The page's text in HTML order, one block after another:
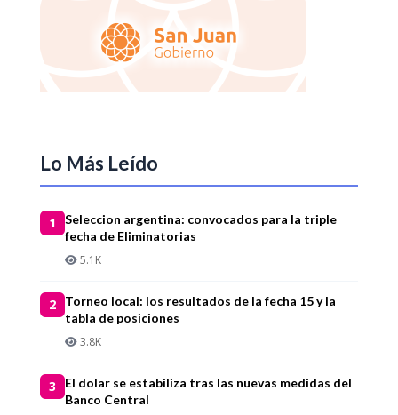
Lo Más Leído
1
Seleccion argentina: convocados para la triple
fecha de Eliminatorias
5.1K
2
Torneo local: los resultados de la fecha 15 y la
tabla de posiciones
3.8K
3
El dolar se estabiliza tras las nuevas medidas del
Banco Central